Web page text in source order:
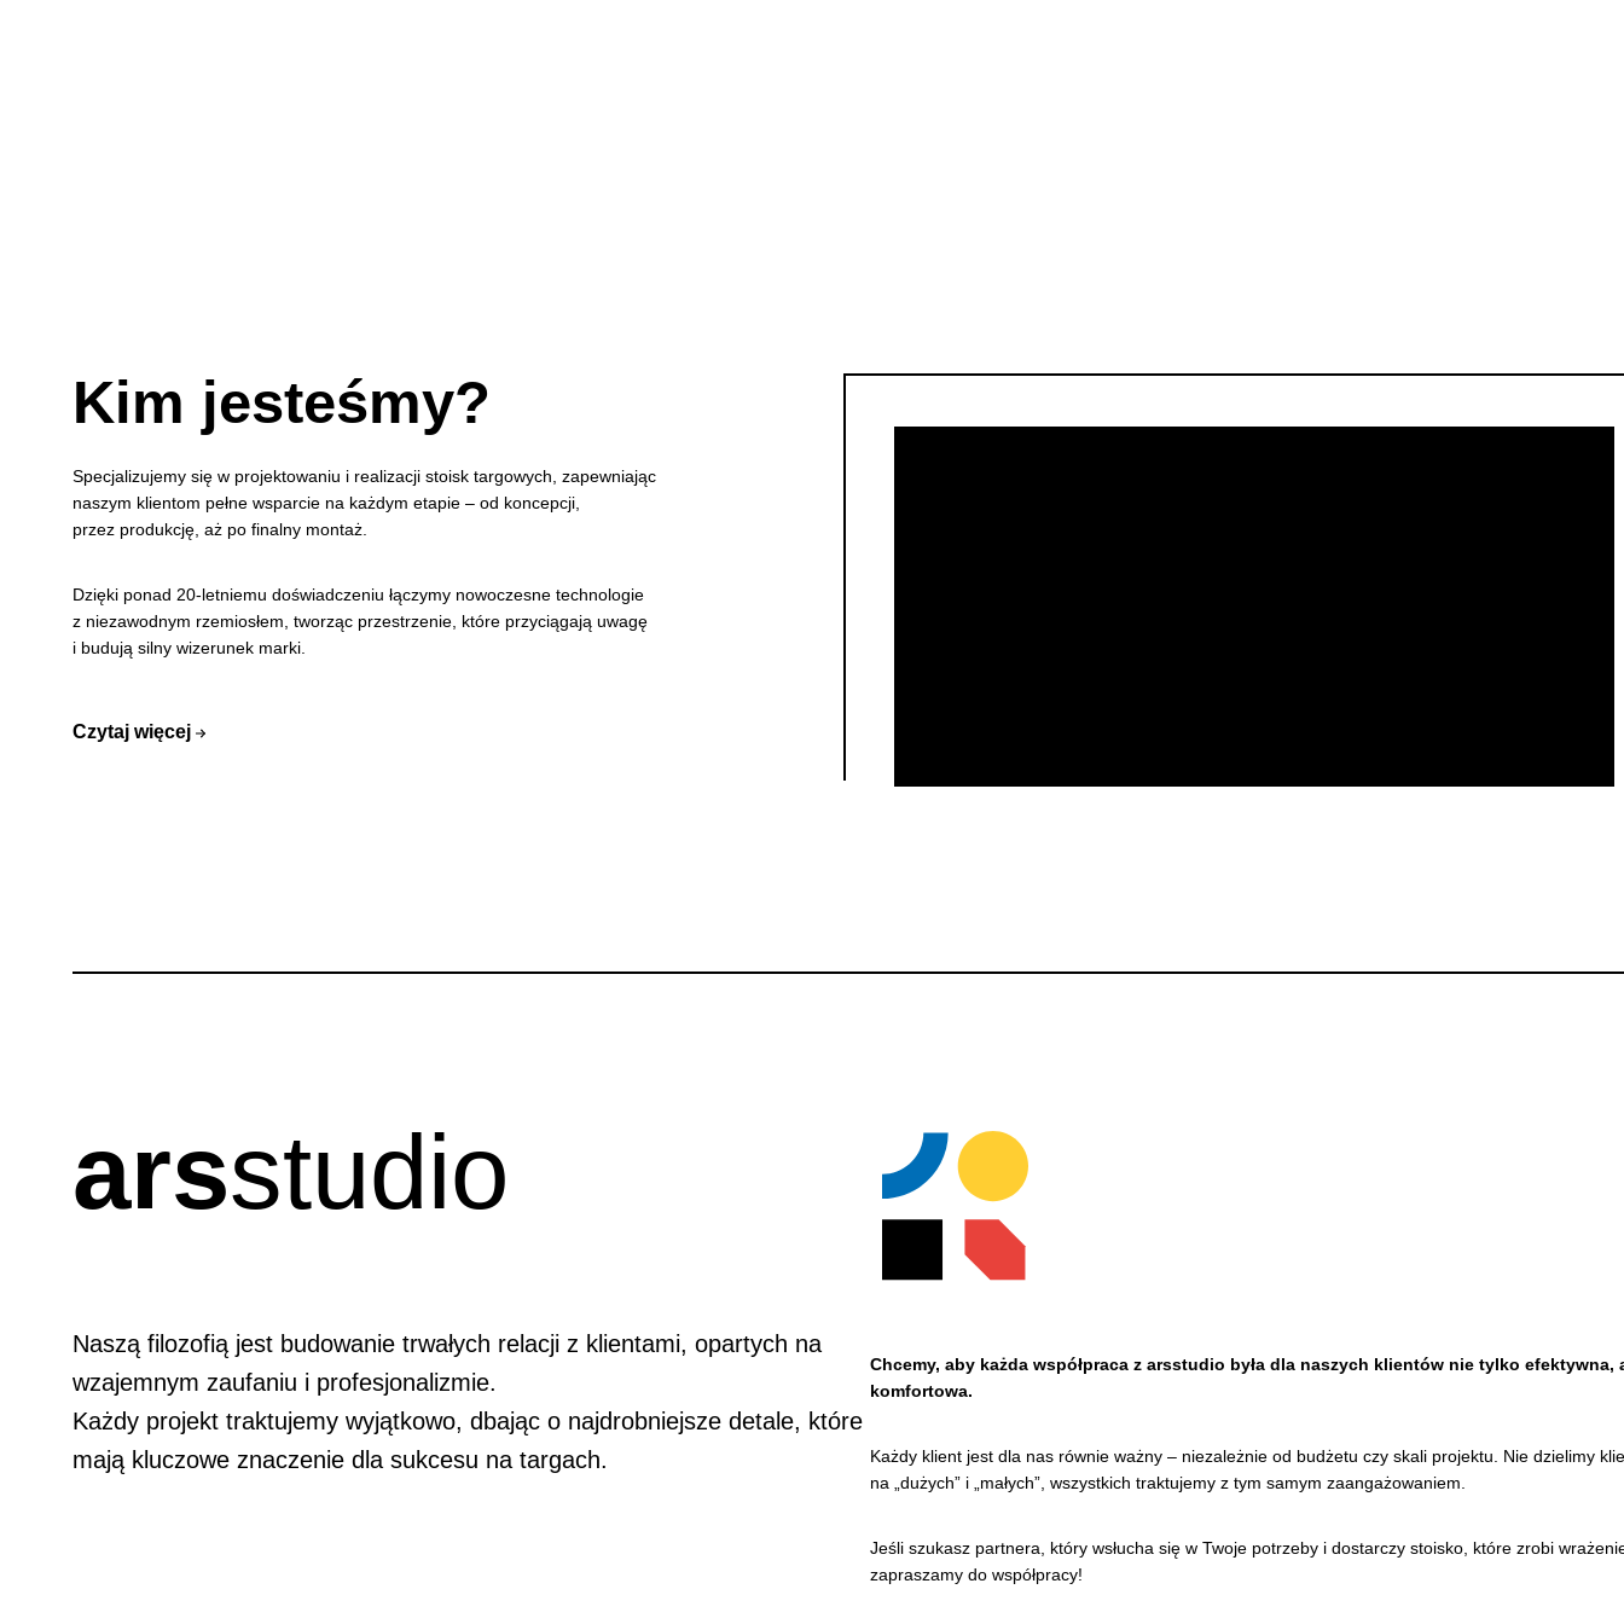
Kim jesteśmy?
Specjalizujemy się w projektowaniu i realizacji stoisk targowych, zapewniając
naszym klientom pełne wsparcie na każdym etapie – od koncepcji,
przez produkcję, aż po finalny montaż.
Dzięki ponad 20-letniemu doświadczeniu łączymy nowoczesne technologie
z niezawodnym rzemiosłem, tworząc przestrzenie, które przyciągają uwagę
i budują silny wizerunek marki.
Czytaj więcej
arsstudio
Naszą filozofią jest budowanie trwałych relacji z klientami, opartych na
wzajemnym zaufaniu i profesjonalizmie.
Każdy projekt traktujemy wyjątkowo, dbając o najdrobniejsze detale, które
mają kluczowe znaczenie dla sukcesu na targach.
Chcemy, aby każda współpraca z arsstudio była dla naszych klientów nie tylko efektywna,
komfortowa.
Każdy klient jest dla nas równie ważny – niezależnie od budżetu czy skali projektu. Nie dzielimy
na „dużych” i „małych”, wszystkich traktujemy z tym samym zaangażowaniem.
Jeśli szukasz partnera, który wsłucha się w Twoje potrzeby i dostarczy stoisko, które zrobi
zapraszamy do współpracy!